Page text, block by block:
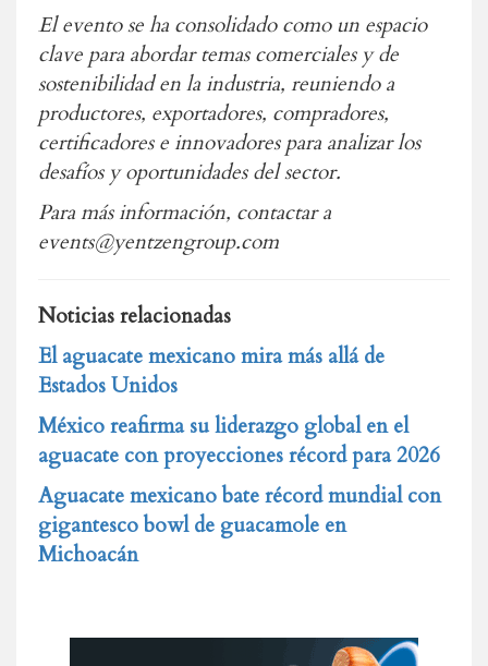
El evento se ha consolidado como un espacio
clave para abordar temas comerciales y de
sostenibilidad en la industria, reuniendo a
productores, exportadores, compradores,
certificadores e innovadores para analizar los
desafíos y oportunidades del sector.
Para más información, contactar a
events@yentzengroup.com
Noticias relacionadas
El aguacate mexicano mira más allá de
Estados Unidos
México reafirma su liderazgo global en el
aguacate con proyecciones récord para 2026
Aguacate mexicano bate récord mundial con
gigantesco bowl de guacamole en
Michoacán